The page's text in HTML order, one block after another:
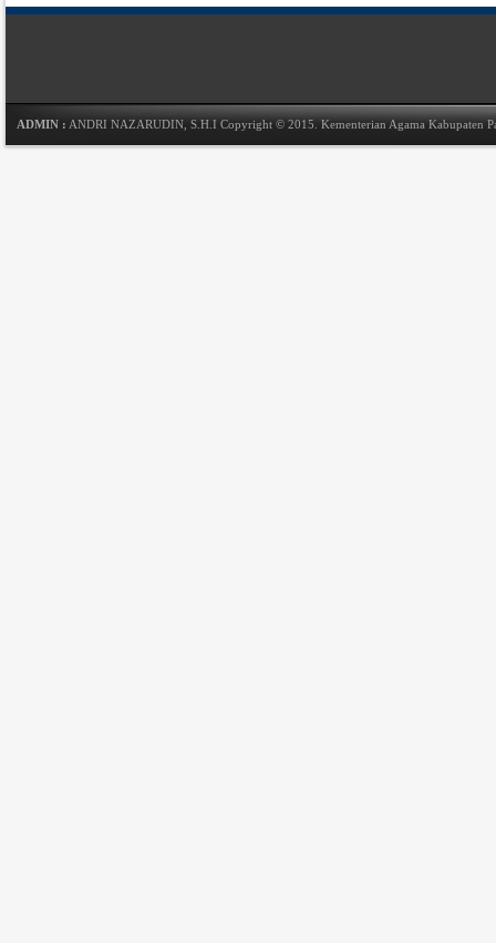
ADMIN : ANDRI NAZARUDIN, S.H.I Copyright © 2015. Kementerian Agama Kabupaten